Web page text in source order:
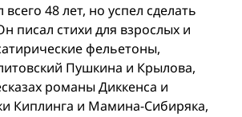
48 лет, но успел сделать
писал стихи для взрослых и
фельетоны,
Пушкина и Крылова,
романы Диккенса и
Киплинга и Мамина-Сибиряка,